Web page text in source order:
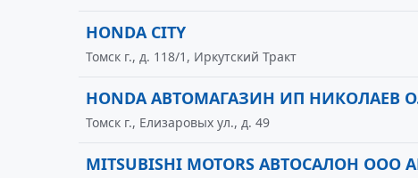
HONDA CITY
Томск г., д. 118/1, Иркутский Тракт
HONDA АВТОМАГАЗИН ИП НИКОЛАЕВ
Томск г., Елизаровых ул., д. 49
MITSUBISHI MOTORS АВТОСАЛОН